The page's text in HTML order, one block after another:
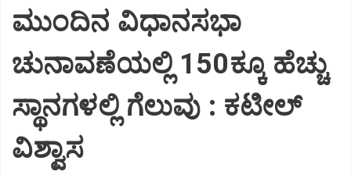
ಮುಂದಿನ ವಿಧಾನಸಭಾ
ಚುನಾವಣೆಯಲ್ಲಿ 150ಕ್ಕೂ ಹೆಚ್ಚು
ಸ್ಥಾನಗಳಲ್ಲಿ ಗೆಲುವು : ಕಟೀಲ್
ವಿಶ್ವಾಸ